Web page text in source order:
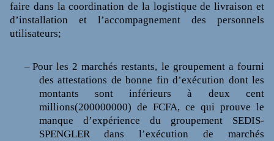
faire dans la coordination de la logistique de livraison et
d’installation et l’accompagnement des personnels
utilisateurs;
– Pour les 2 marchés restants, le groupement a fourni
des attestations de bonne fin d’exécution dont les
montants sont inférieurs à deux cent
millions(200000000) de FCFA, ce qui prouve le
manque d’expérience du groupement SEDIS-
SPENGLER dans l’exécution de marchés